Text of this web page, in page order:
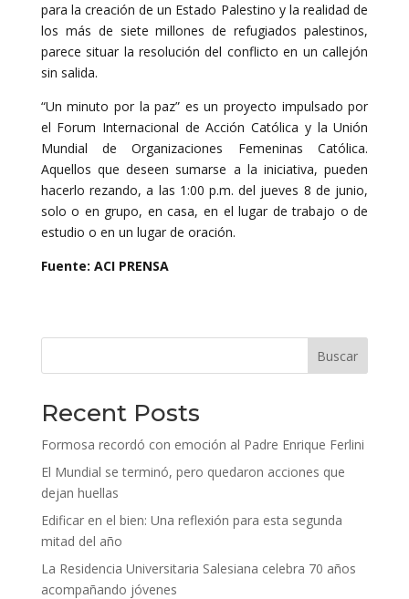
para la creación de un Estado Palestino y la realidad de
los más de siete millones de refugiados palestinos,
parece situar la resolución del conflicto en un callejón
sin salida.
“Un minuto por la paz” es un proyecto impulsado por
el Forum Internacional de Acción Católica y la Unión
Mundial de Organizaciones Femeninas Católica.
Aquellos que deseen sumarse a la iniciativa, pueden
hacerlo rezando, a las 1:00 p.m. del jueves 8 de junio,
solo o en grupo, en casa, en el lugar de trabajo o de
estudio o en un lugar de oración.
Fuente: ACI PRENSA
Buscar
Recent Posts
Formosa recordó con emoción al Padre Enrique Ferlini
El Mundial se terminó, pero quedaron acciones que
dejan huellas
Edificar en el bien: Una reflexión para esta segunda
mitad del año
La Residencia Universitaria Salesiana celebra 70 años
acompañando jóvenes